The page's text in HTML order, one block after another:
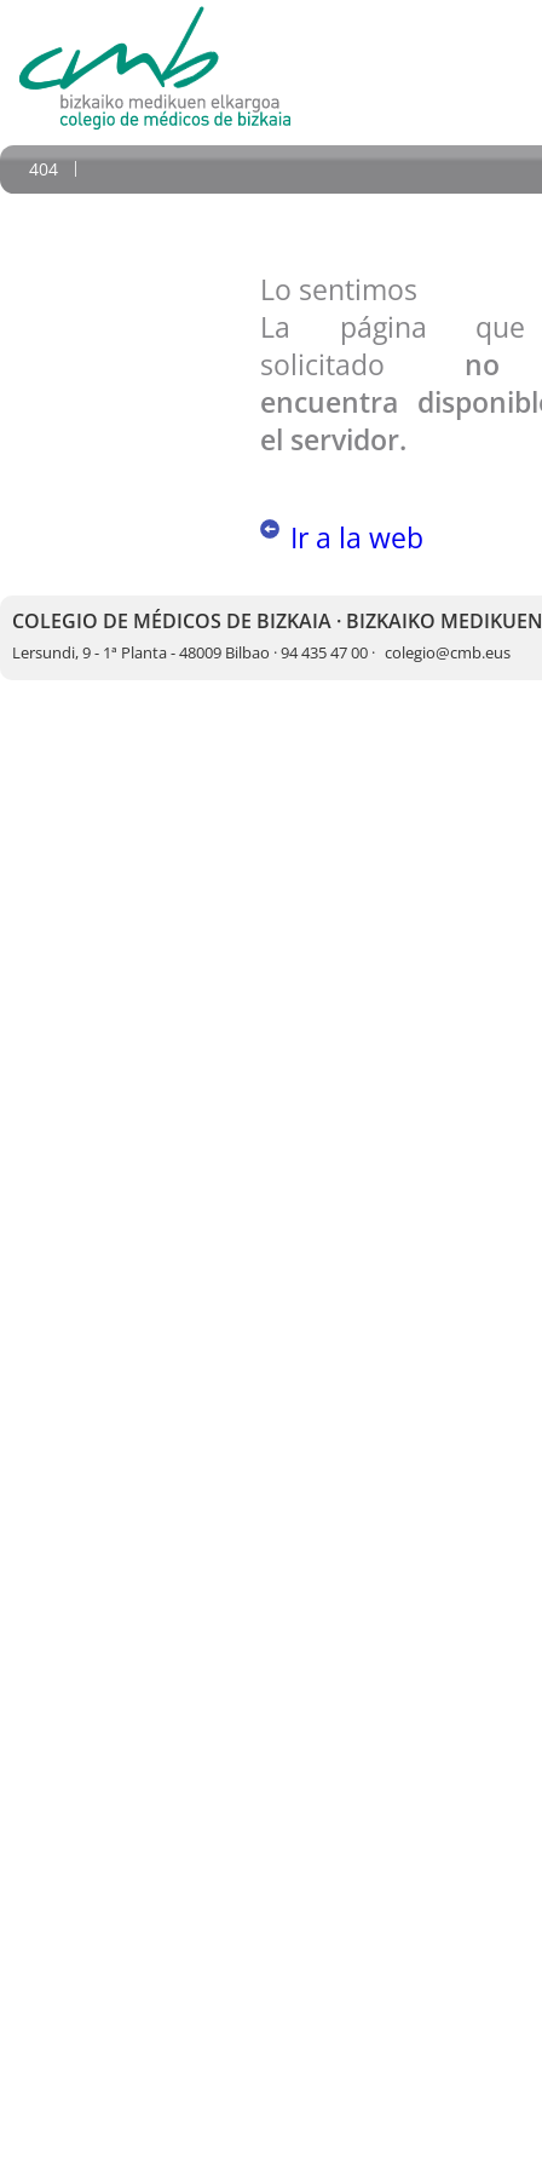
404
Lo sentimos
La página
solicitado no
encuentra
el servidor.
Ir a la web
COLEGIO DE MÉDICOS DE BIZKAIA · BIZKAIKO
Lersundi, 9 - 1ª Planta - 48009 Bilbao · 94 435 47 00 · colegio@cmb.eus